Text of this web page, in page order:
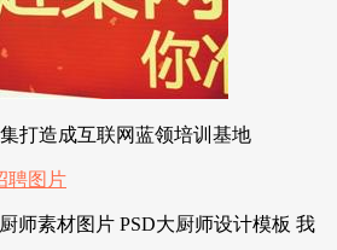
打造成互联网蓝领培训基地
师素材图片 PSD大厨师设计模板 我